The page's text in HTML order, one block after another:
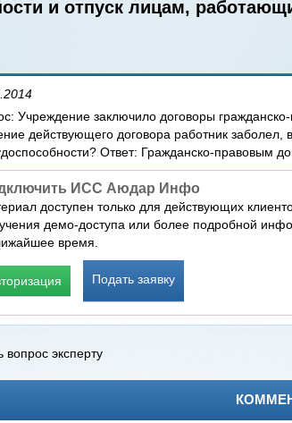
и отпуск лицам,
Учреждение заключило договоры
действующего договора работник
Ответ: Гражданско-правовым
ИСС Аюдар Инфо
доступен только для действующих
демо-доступа или более подробной
время.
Подать заявку